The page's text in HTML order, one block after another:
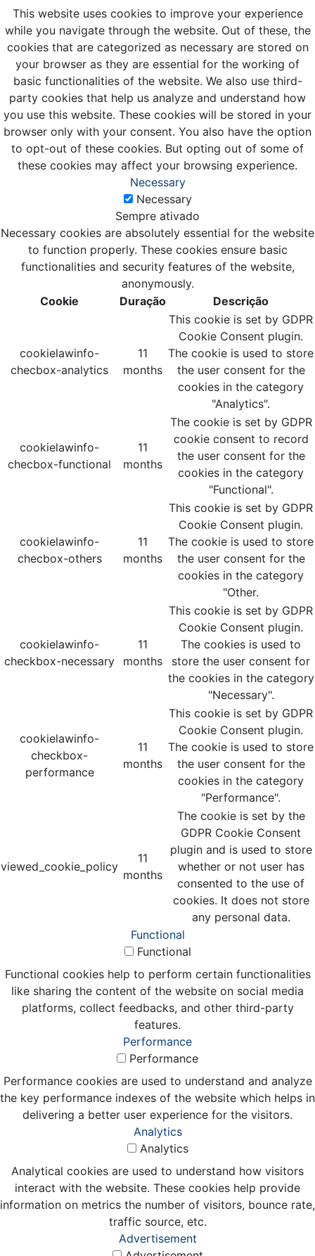
This website uses cookies to improve your experience
while you navigate through the website. Out of these, the
cookies that are categorized as necessary are stored on
your browser as they are essential for the working of
basic functionalities of the website. We also use third-
party cookies that help us analyze and understand how
you use this website. These cookies will be stored in your
browser only with your consent. You also have the option
to opt-out of these cookies. But opting out of some of
these cookies may affect your browsing experience.
Necessary
Necessary
Sempre ativado
Necessary cookies are absolutely essential for the website
to function properly. These cookies ensure basic
functionalities and security features of the website,
anonymously.
Cookie
Duração Descrição
cookielawinfo-
checbox-analytics
11
months
This cookie is set by GDPR
Cookie Consent plugin.
The cookie is used to store
the user consent for the
cookies in the category
"Analytics".
cookielawinfo-
checbox-functional
11
months
The cookie is set by GDPR
cookie consent to record
the user consent for the
cookies in the category
"Functional".
cookielawinfo-
checbox-others
11
months
This cookie is set by GDPR
Cookie Consent plugin.
The cookie is used to store
the user consent for the
cookies in the category
"Other.
cookielawinfo-
checkbox-necessary
11
months
This cookie is set by GDPR
Cookie Consent plugin.
The cookies is used to
store the user consent for
the cookies in the category
"Necessary".
cookielawinfo-
checkbox-
performance
11
months
This cookie is set by GDPR
Cookie Consent plugin.
The cookie is used to store
the user consent for the
cookies in the category
"Performance".
viewed_cookie_policy
11
months
The cookie is set by the
GDPR Cookie Consent
plugin and is used to store
whether or not user has
consented to the use of
cookies. It does not store
any personal data.
Functional
Functional
Functional cookies help to perform certain functionalities
like sharing the content of the website on social media
platforms, collect feedbacks, and other third-party
features.
Performance
Performance
Performance cookies are used to understand and analyze
the key performance indexes of the website which helps in
delivering a better user experience for the visitors.
Analytics
Analytics
Analytical cookies are used to understand how visitors
interact with the website. These cookies help provide
information on metrics the number of visitors, bounce rate,
traffic source, etc.
Advertisement